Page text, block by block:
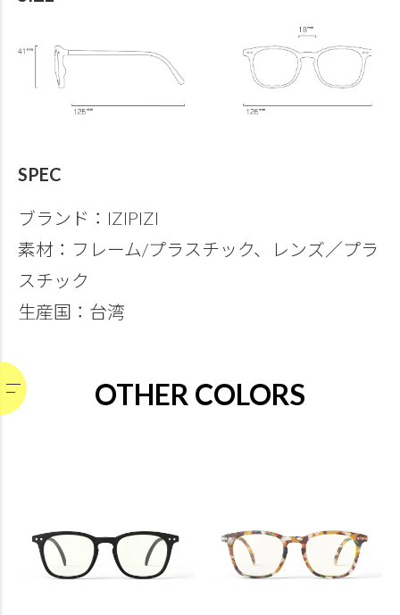
SPEC
ブランド：IZIPIZI
素材：フレーム/プラスチック、レンズ／プラ
スチック
生産国：台湾
OTHER COLORS